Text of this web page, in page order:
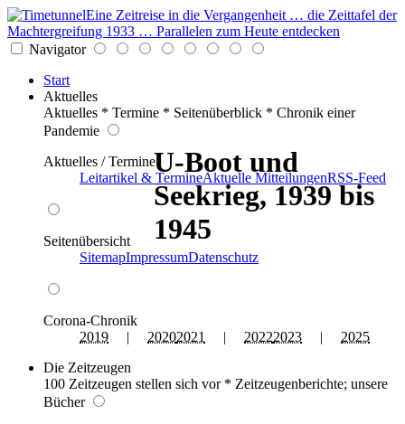
Eine Zeitreise in die Vergangenheit … die Zeittafel der
Machtergreifung 1933 … Parallelen zum Heute entdecken
Navigator
Start
Aktuelles
Aktuelles * Termine * Seitenüberblick * Chronik einer
Pandemie
Aktuelles / Termine
Leitartikel & TermineAktuelle MitteilungenRSS-Feed
Seitenübersicht
SitemapImpressumDatenschutz
Corona-Chronik
2019 | 20202021 | 20222023 | 2025
Die Zeitzeugen
100 Zeitzeugen stellen sich vor * Zeitzeugenberichte; unsere
Bücher
U-Boot und
Seekrieg, 1939 bis
1945